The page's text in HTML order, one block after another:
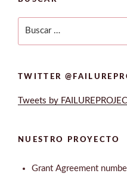
TWITTER
Tweets by
NUESTRO PROYECTO
Grant Agreement